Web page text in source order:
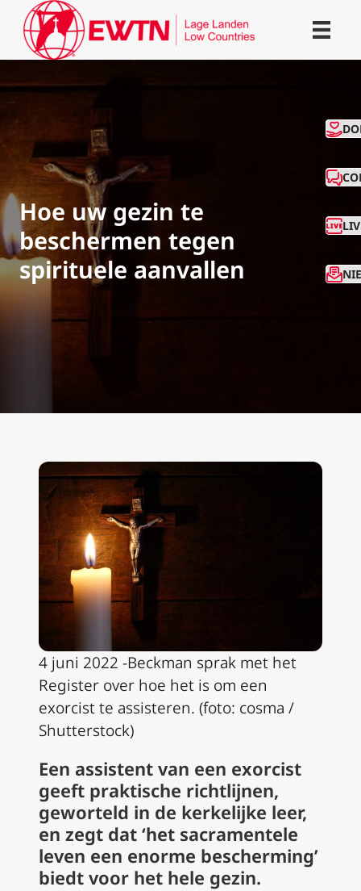
Hoe uw gezin te
beschermen tegen
spirituele aanvallen
4 juni 2022 -Beckman sprak met het
Register over hoe het is om een
exorcist te assisteren. (foto: cosma /
Shutterstock)
Een assistent van een exorcist
geeft praktische richtlijnen,
geworteld in de kerkelijke leer,
en zegt dat ‘het sacramentele
leven een enorme bescherming’
biedt voor het hele gezin.